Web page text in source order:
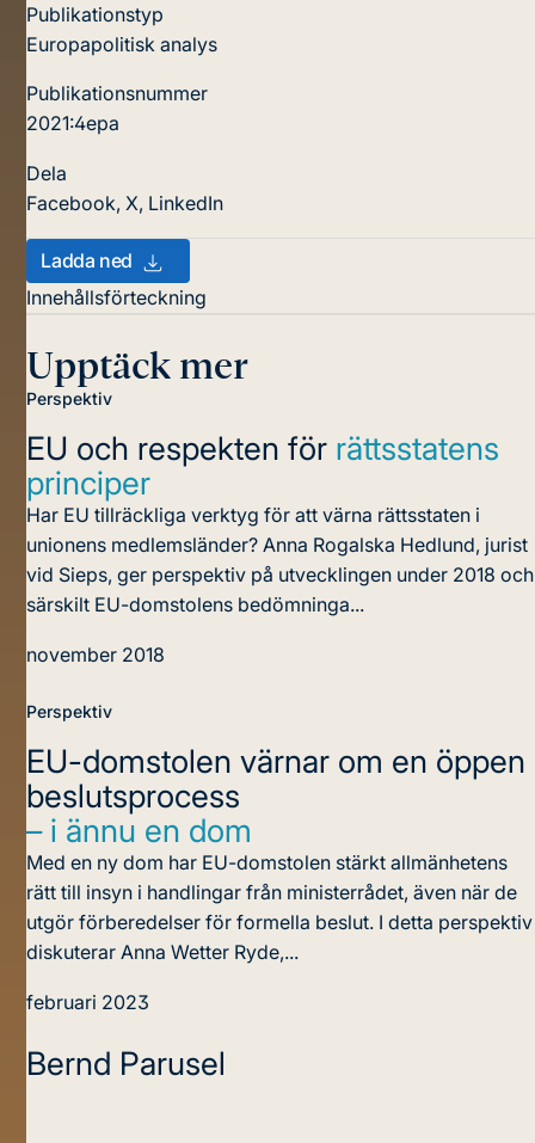
Publikationstyp
Europapolitisk analys
Publikationsnummer
2021:4epa
Dela
Facebook, X, LinkedIn
Ladda ned
Innehållsförteckning
Upptäck mer
Perspektiv
EU och respekten för rättsstatens
principer
Har EU tillräckliga verktyg för att värna rättsstaten i
unionens medlemsländer? Anna Rogalska Hedlund, jurist
vid Sieps, ger perspektiv på utvecklingen under 2018 och
särskilt EU-domstolens bedömninga...
november 2018
Perspektiv
EU-domstolen värnar om en öppen
beslutsprocess
– i ännu en dom
Med en ny dom har EU-domstolen stärkt allmänhetens
rätt till insyn i handlingar från ministerrådet, även när de
utgör förberedelser för formella beslut. I detta perspektiv
diskuterar Anna Wetter Ryde,...
februari 2023
Bernd Parusel